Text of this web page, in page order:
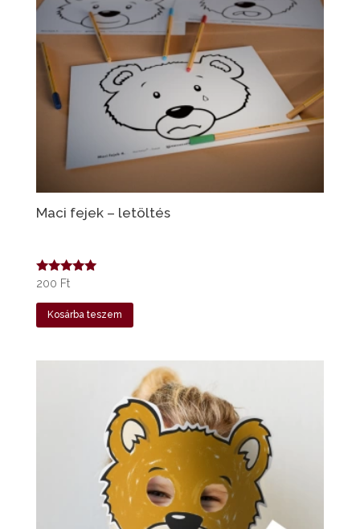
Maci fejek – letöltés
Értékelés:
/ 5
200 Ft
Kosárba teszem